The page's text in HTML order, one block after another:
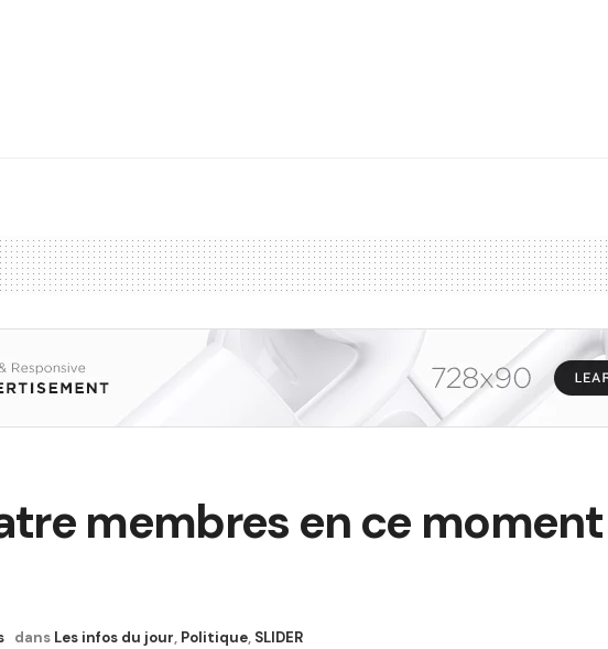
membres en ce
dans Les infos du jour, Politique, SLIDER